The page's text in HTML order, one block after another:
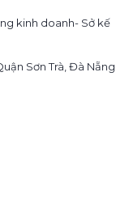
kinh doanh- Sở kế
Sơn Trà, Đà Nẵng